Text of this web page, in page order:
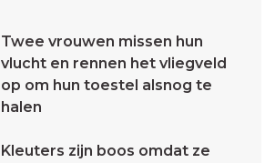
Twee vrouwen missen hun
vlucht en rennen het vliegveld
op om hun toestel alsnog te
halen
Kleuters zijn boos omdat ze